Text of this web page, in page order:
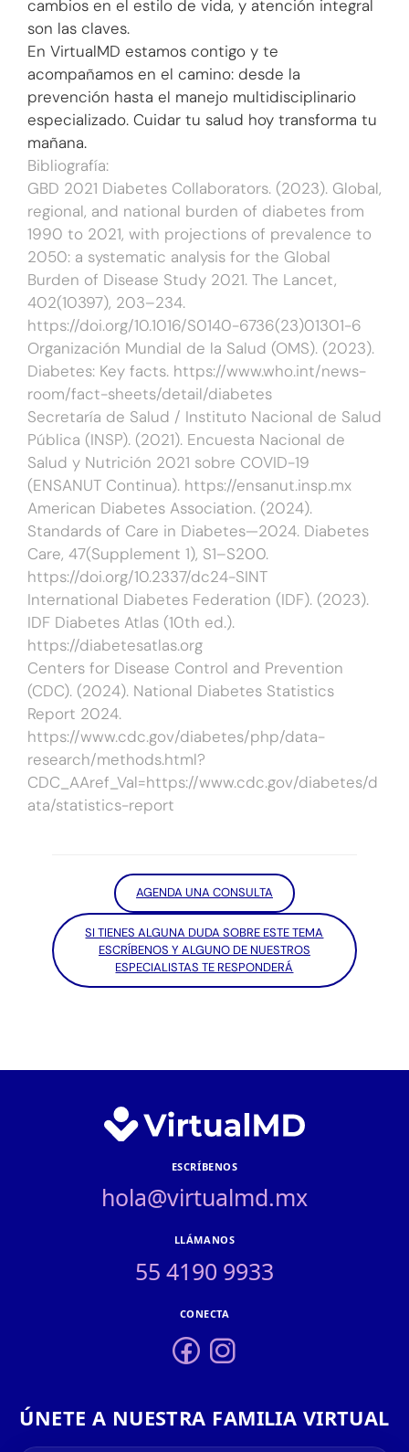
cambios en el estilo de vida, y atención integral
son las claves.
En VirtualMD estamos contigo y te
acompañamos en el camino: desde la
prevención hasta el manejo multidisciplinario
especializado. Cuidar tu salud hoy transforma tu
mañana.
Bibliografía:
GBD 2021 Diabetes Collaborators. (2023). Global,
regional, and national burden of diabetes from
1990 to 2021, with projections of prevalence to
2050: a systematic analysis for the Global
Burden of Disease Study 2021. The Lancet,
402(10397), 203–234.
https://doi.org/10.1016/S0140-6736(23)01301-6
Organización Mundial de la Salud (OMS). (2023).
Diabetes: Key facts. https://www.who.int/news-
room/fact-sheets/detail/diabetes
Secretaría de Salud / Instituto Nacional de Salud
Pública (INSP). (2021). Encuesta Nacional de
Salud y Nutrición 2021 sobre COVID-19
(ENSANUT Continua). https://ensanut.insp.mx
American Diabetes Association. (2024).
Standards of Care in Diabetes—2024. Diabetes
Care, 47(Supplement 1), S1–S200.
https://doi.org/10.2337/dc24-SINT
International Diabetes Federation (IDF). (2023).
IDF Diabetes Atlas (10th ed.).
https://diabetesatlas.org
Centers for Disease Control and Prevention
(CDC). (2024). National Diabetes Statistics
Report 2024.
https://www.cdc.gov/diabetes/php/data-
research/methods.html?
CDC_AAref_Val=https://www.cdc.gov/diabetes/d
ata/statistics-report
AGENDA UNA CONSULTA
SI TIENES ALGUNA DUDA SOBRE ESTE TEMA
ESCRÍBENOS Y ALGUNO DE NUESTROS
ESPECIALISTAS TE RESPONDERÁ
ESCRÍBENOS
hola@virtualmd.mx
LLÁMANOS
55 4190 9933
CONECTA
ÚNETE A NUESTRA FAMILIA VIRTUAL